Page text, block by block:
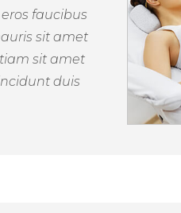
faucibus
sit amet
sit amet
duis